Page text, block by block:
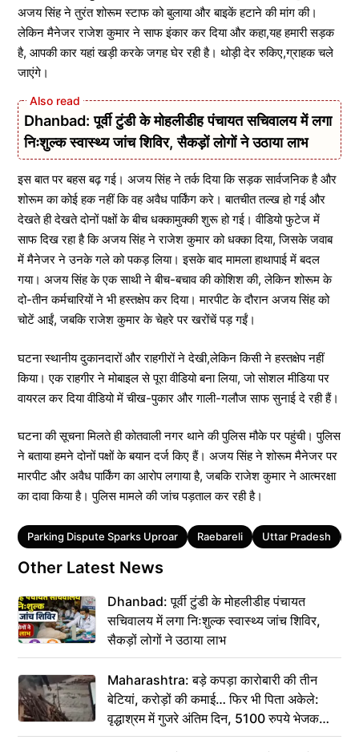
अजय सिंह ने तुरंत शोरूम स्टाफ को बुलाया और बाइकें हटाने की मांग की।
लेकिन मैनेजर राजेश कुमार ने साफ इंकार कर दिया और कहा,यह हमारी सड़क
है, आपकी कार यहां खड़ी करके जगह घेर रही है। थोड़ी देर रुकिए,ग्राहक चले
जाएंगे।
Dhanbad: पूर्वी टुंडी के मोहलीडीह पंचायत सचिवालय में लगा
निःशुल्क स्वास्थ्य जांच शिविर, सैकड़ों लोगों ने उठाया लाभ
इस बात पर बहस बढ़ गई। अजय सिंह ने तर्क दिया कि सड़क सार्वजनिक है और
शोरूम का कोई हक नहीं कि वह अवैध पार्किंग करे। बातचीत तल्ख हो गई और
देखते ही देखते दोनों पक्षों के बीच धक्कामुक्की शुरू हो गई। वीडियो फुटेज में
साफ दिख रहा है कि अजय सिंह ने राजेश कुमार को धक्का दिया, जिसके जवाब
में मैनेजर ने उनके गले को पकड़ लिया। इसके बाद मामला हाथापाई में बदल
गया। अजय सिंह के एक साथी ने बीच-बचाव की कोशिश की, लेकिन शोरूम के
दो-तीन कर्मचारियों ने भी हस्तक्षेप कर दिया। मारपीट के दौरान अजय सिंह को
चोटें आईं, जबकि राजेश कुमार के चेहरे पर खरोंचें पड़ गईं।
घटना स्थानीय दुकानदारों और राहगीरों ने देखी,लेकिन किसी ने हस्तक्षेप नहीं
किया। एक राहगीर ने मोबाइल से पूरा वीडियो बना लिया, जो सोशल मीडिया पर
वायरल कर दिया वीडियो में चीख-पुकार और गाली-गलौज साफ सुनाई दे रही हैं।
घटना की सूचना मिलते ही कोतवाली नगर थाने की पुलिस मौके पर पहुंची। पुलिस
ने बताया हमने दोनों पक्षों के बयान दर्ज किए हैं। अजय सिंह ने शोरूम मैनेजर पर
मारपीट और अवैध पार्किंग का आरोप लगाया है, जबकि राजेश कुमार ने आत्मरक्षा
का दावा किया है। पुलिस मामले की जांच पड़ताल कर रही है।
Tags
Parking Dispute Sparks Uproar Raebareli Uttar Pradesh
Other Latest News
Dhanbad: पूर्वी टुंडी के मोहलीडीह पंचायत
सचिवालय में लगा निःशुल्क स्वास्थ्य जांच शिविर,
सैकड़ों लोगों ने उठाया लाभ
Maharashtra: बड़े कपड़ा कारोबारी की तीन
बेटियां, करोड़ों की कमाई… फिर भी पिता अकेले:
वृद्धाश्रम में गुजरे अंतिम दिन, 5100 रुपये भेजकर
कहा– अंतिम संस्कार कर दीजिए हम नहीं आ पाएंगे